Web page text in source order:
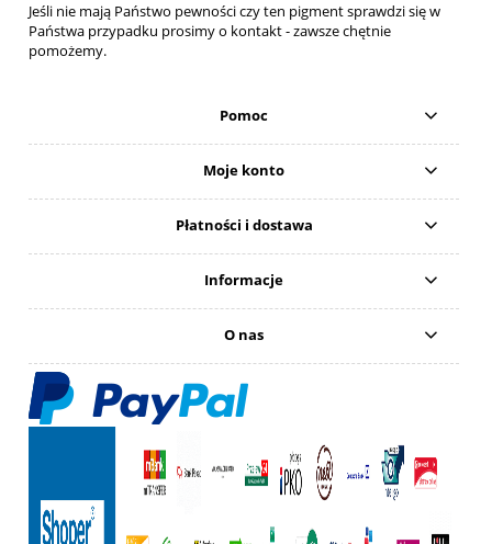
Jeśli nie mają Państwo pewności czy ten pigment sprawdzi się w
Państwa przypadku prosimy o kontakt - zawsze chętnie
pomożemy.
Pomoc
Moje konto
Płatności i dostawa
Informacje
O nas